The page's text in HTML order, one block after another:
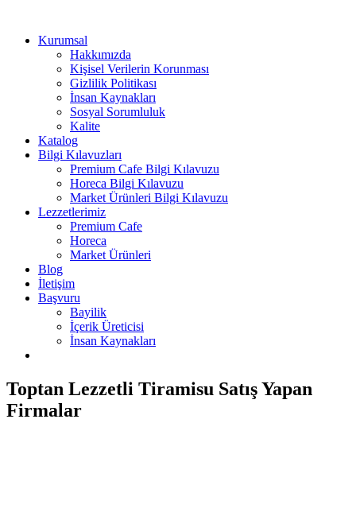
Kurumsal
Hakkımızda
Kişisel Verilerin Korunması
Gizlilik Politikası
İnsan Kaynakları
Sosyal Sorumluluk
Kalite
Katalog
Bilgi Kılavuzları
Premium Cafe Bilgi Kılavuzu
Horeca Bilgi Kılavuzu
Market Ürünleri Bilgi Kılavuzu
Lezzetlerimiz
Premium Cafe
Horeca
Market Ürünleri
Blog
İletişim
Başvuru
Bayilik
İçerik Üreticisi
İnsan Kaynakları
Toptan Lezzetli Tiramisu Satış Yapan
Firmalar